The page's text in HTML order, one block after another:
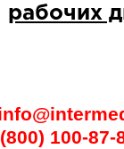
рабочих
100-87-